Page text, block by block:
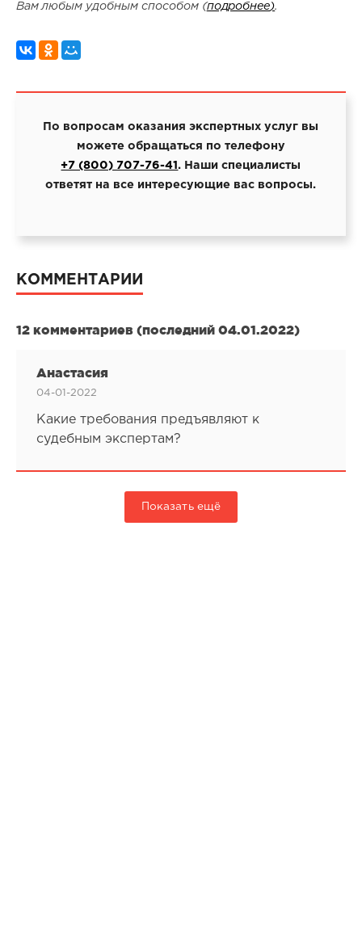
Вам любым удобным способом (подробнее).
По вопросам оказания экспертных услуг вы
можете обращаться по телефону
+7 (800) 707-76-41 . Наши специалисты
ответят на все интересующие вас вопросы.
КОММЕНТАРИИ
12 комментариев (последний 04.01.2022)
Анастасия
04-01-2022
Какие требования предъявляют к
судебным экспертам?
Показать ещё